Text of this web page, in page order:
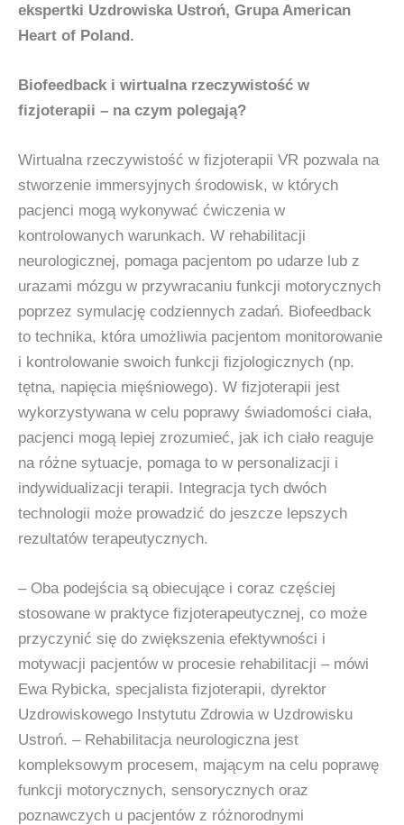
ekspertki Uzdrowiska Ustroń, Grupa American
Heart of Poland.
Biofeedback i wirtualna rzeczywistość w
fizjoterapii – na czym polegają?
Wirtualna rzeczywistość w fizjoterapii VR pozwala na
stworzenie immersyjnych środowisk, w których
pacjenci mogą wykonywać ćwiczenia w
kontrolowanych warunkach. W rehabilitacji
neurologicznej, pomaga pacjentom po udarze lub z
urazami mózgu w przywracaniu funkcji motorycznych
poprzez symulację codziennych zadań. Biofeedback
to technika, która umożliwia pacjentom monitorowanie
i kontrolowanie swoich funkcji fizjologicznych (np.
tętna, napięcia mięśniowego). W fizjoterapii jest
wykorzystywana w celu poprawy świadomości ciała,
pacjenci mogą lepiej zrozumieć, jak ich ciało reaguje
na różne sytuacje, pomaga to w personalizacji i
indywidualizacji terapii. Integracja tych dwóch
technologii może prowadzić do jeszcze lepszych
rezultatów terapeutycznych.
– Oba podejścia są obiecujące i coraz częściej
stosowane w praktyce fizjoterapeutycznej, co może
przyczynić się do zwiększenia efektywności i
motywacji pacjentów w procesie rehabilitacji – mówi
Ewa Rybicka, specjalista fizjoterapii, dyrektor
Uzdrowiskowego Instytutu Zdrowia w Uzdrowisku
Ustroń. – Rehabilitacja neurologiczna jest
kompleksowym procesem, mającym na celu poprawę
funkcji motorycznych, sensorycznych oraz
poznawczych u pacjentów z różnorodnymi